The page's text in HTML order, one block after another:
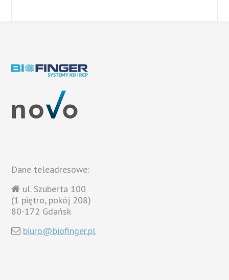
Dane teleadresowe:
ul. Szuberta 100
(1 piętro, pokój 208)
80-172 Gdańsk
biuro@biofinger.pl